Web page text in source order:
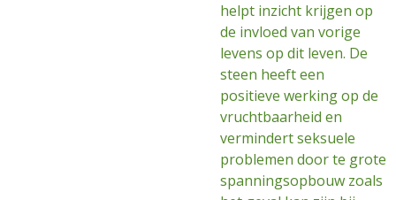
helpt inzicht krijgen op
de invloed van vorige
levens op dit leven. De
steen heeft een
positieve werking op de
vruchtbaarheid en
vermindert seksuele
problemen door te grote
spanningsopbouw zoals